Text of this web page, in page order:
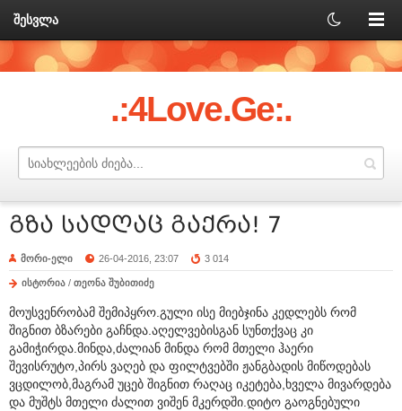
შესვლა
.:4Love.Ge:.
გზა სადღაც გაქრა! 7
მორი-ელი 26-04-2016, 23:07 3 014
ისტორია / თეონა შუბითიძე
მოუსვენრობამ შემიპყრო.გული ისე მიებჯინა კედლებს რომ
შიგნით ბზარები გაჩნდა.აღელვებისგან სუნთქვაც კი
გამიჭირდა.მინდა,ძალიან მინდა რომ მთელი ჰაერი
შევისრუტო,პირს ვაღებ და ფილტვებში ჟანგბადის მიწოდებას
ვცდილობ,მაგრამ უცებ შიგნით რაღაც იკეტება,ხველა მივარდება
და მუშტს მთელი ძალით ვიშენ მკერდში.დიტო გაოგნებული